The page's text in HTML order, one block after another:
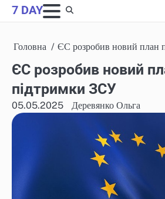
Skip
to
7 DAY
Головна ЄС розробив новий план
ЄС розробив новий
підтримки ЗСУ
05.05.2025 Деревянко Ольга